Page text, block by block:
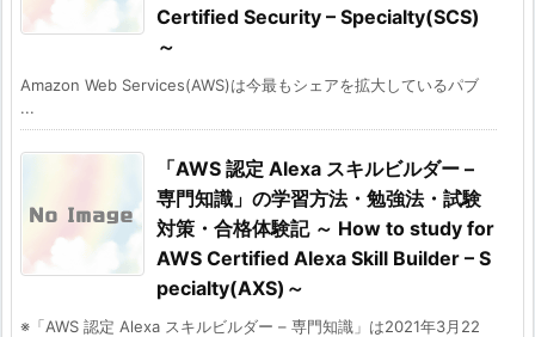
Certified Security – Specialty(SCS)
～
Amazon Web Services(AWS)は今最もシェアを拡大しているパブ
...
「AWS 認定 Alexa スキルビルダー –
専門知識」の学習方法・勉強法・試験
対策・合格体験記 ～ How to study for
AWS Certified Alexa Skill Builder – S
pecialty(AXS)～
※「AWS 認定 Alexa スキルビルダー – 専門知識」は2021年3月22